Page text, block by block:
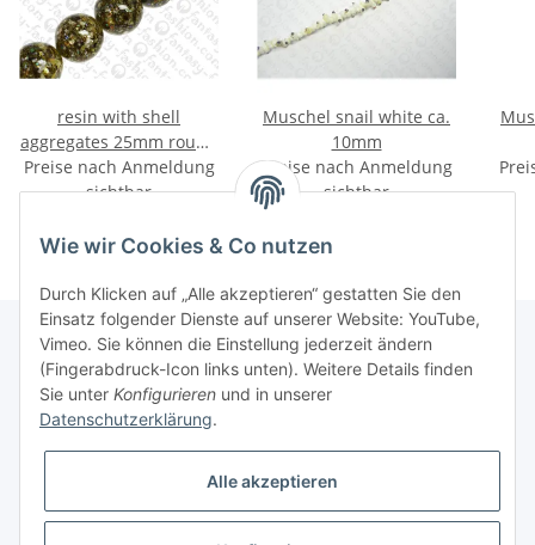
resin with shell
aggregates 25mm round
beads
Preise nach Anmeldung
sichtbar
Muschel snail white ca.
10mm
Preise nach Anmeldung
sichtbar
Informationen
Gesetzliche Informationen
Wie wir Cookies & Co nutzen
Durch Klicken auf „Alle akzeptieren“ gestatten Sie den
Einsatz folgender Dienste auf unserer Website: YouTube,
Vimeo. Sie können die Einstellung jederzeit ändern
(Fingerabdruck-Icon links unten). Weitere Details finden
Sie unter Konfigurieren und in unserer
Datenschutzerklärung.
Alle akzeptieren